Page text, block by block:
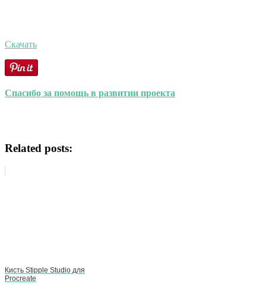
Скачать
Спасибо за помощь в развитии проекта
Related posts:
Кисть Stipple Studio для
Procreate